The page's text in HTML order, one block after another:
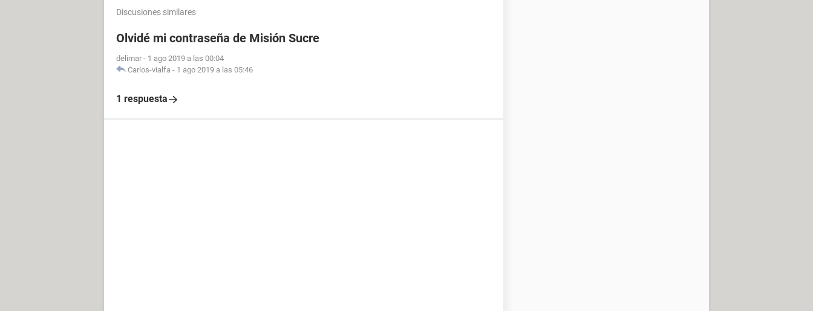
Discusiones similares
Olvidé mi contraseña de Misión Sucre
delimar - 1 ago 2019 a las 00:04
Carlos-vialfa - 1 ago 2019 a las 05:46
1 respuesta